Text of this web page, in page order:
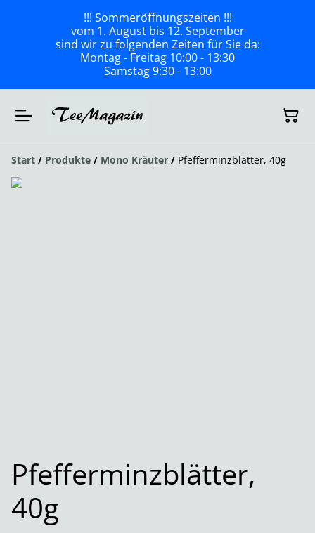
!!! Sommeröffnungszeiten !!!
vom 1. August bis 12. September
sind wir zu folgenden Zeiten für Sie da:
Montag - Freitag 10:00 - 13:30
Samstag 9:30 - 13:00
Start / Produkte / Mono Kräuter / Pfefferminzblätter, 40g
Pfefferminzblätter,
40g